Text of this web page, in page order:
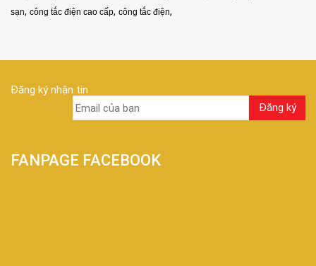
sạn, công tắc điện cao cấp, công tắc điện,
Đăng ký nhận tin
FANPAGE FACEBOOK